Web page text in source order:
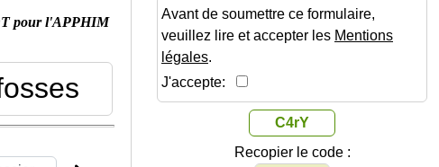
pour l'APPHIM
Avant de soumettre ce formulaire,
veuillez lire et accepter les Mentions
légales.
J'accepte:
C4rY
Recopier le code :